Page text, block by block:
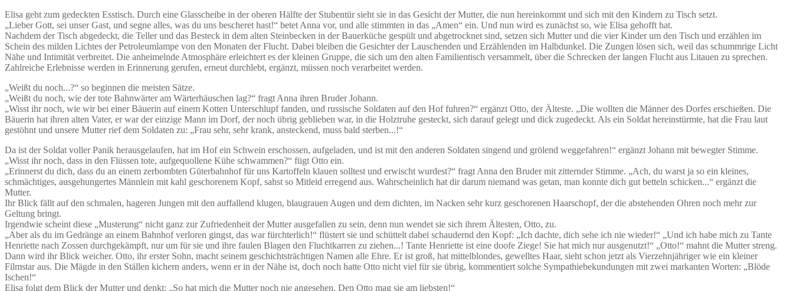
Elisa geht zum gedeckten Esstisch. Durch eine Glasscheibe in der oberen Hälfte der Stubentür sieht sie in das Gesicht der Mutter, die nun hereinkommt und sich mit den Kindern zu Tisch setzt.
„Lieber Gott, sei unser Gast, und segne alles, was du uns bescheret hast!“ betet Anna vor, und alle stimmten in das „Amen“ ein. Und nun wird es zunächst so, wie Elisa gehofft hat.
Nachdem der Tisch abgedeckt, die Teller und das Besteck in dem alten Steinbecken in der Bauerküche gespült und abgetrocknet sind, setzen sich Mutter und die vier Kinder um den Tisch und erzählen im
Schein des milden Lichtes der Petroleumlampe von den Monaten der Flucht. Dabei bleiben die Gesichter der Lauschenden und Erzählenden im Halbdunkel. Die Zungen lösen sich, weil das schummrige Licht
Nähe und Intimität verbreitet. Die anheimelnde Atmosphäre erleichtert es der kleinen Gruppe, die sich um den alten Familientisch versammelt, über die Schrecken der langen Flucht aus Litauen zu sprechen.
Zahlreiche Erlebnisse werden in Erinnerung gerufen, erneut durchlebt, ergänzt, müssen noch verarbeitet werden.
„Weißt du noch...?“ so beginnen die meisten Sätze.
„Weißt du noch, wie der tote Bahnwärter am Wärterhäuschen lag?“ fragt Anna ihren Bruder Johann.
„Wisst ihr noch, wie wir bei einer Bäuerin auf einem Kotten Unterschlupf fanden, und russische Soldaten auf den Hof fuhren?“ ergänzt Otto, der Älteste. „Die wollten die Männer des Dorfes erschießen. Die
Bäuerin hat ihren alten Vater, er war der einzige Mann im Dorf, der noch übrig geblieben war, in die Holztruhe gesteckt, sich darauf gelegt und dick zugedeckt. Als ein Soldat hereinstürmte, hat die Frau laut
gestöhnt und unsere Mutter rief dem Soldaten zu: „Frau sehr, sehr krank, ansteckend, muss bald sterben...!“
Da ist der Soldat voller Panik herausgelaufen, hat im Hof ein Schwein erschossen, aufgeladen, und ist mit den anderen Soldaten singend und grölend weggefahren!“ ergänzt Johann mit bewegter Stimme.
„Wisst ihr noch, dass in den Flüssen tote, aufgequollene Kühe schwammen?“ fügt Otto ein.
„Erinnerst du dich, dass du an einem zerbombten Güterbahnhof für uns Kartoffeln klauen solltest und erwischt wurdest?“ fragt Anna den Bruder mit zitternder Stimme. „Ach, du warst ja so ein kleines,
schmächtiges, ausgehungertes Männlein mit kahl geschorenem Kopf, sahst so Mitleid erregend aus. Wahrscheinlich hat dir darum niemand was getan, man konnte dich gut betteln schicken...“ ergänzt die
Mutter.
Ihr Blick fällt auf den schmalen, hageren Jungen mit den auffallend klugen, blaugrauen Augen und dem dichten, im Nacken sehr kurz geschorenen Haarschopf, der die abstehenden Ohren noch mehr zur
Geltung bringt.
Irgendwie scheint diese „Musterung“ nicht ganz zur Zufriedenheit der Mutter ausgefallen zu sein, denn nun wendet sie sich ihrem Ältesten, Otto, zu.
„Aber als du im Gedränge an einem Bahnhof verloren gingst, das war fürchterlich!“ flüstert sie und schüttelt dabei schaudernd den Kopf: „Ich dachte, dich sehe ich nie wieder!“ „Und ich habe mich zu Tante
Henriette nach Zossen durchgekämpft, nur um für sie und ihre faulen Blagen den Fluchtkarren zu ziehen...! Tante Henriette ist eine doofe Ziege! Sie hat mich nur ausgenutzt!“ „Otto!“ mahnt die Mutter streng.
Dann wird ihr Blick weicher. Otto, ihr erster Sohn, macht seinem geschichtsträchtigen Namen alle Ehre. Er ist groß, hat mittelblondes, gewelltes Haar, sieht schon jetzt als Vierzehnjähriger wie ein kleiner
Filmstar aus. Die Mägde in den Ställen kichern anders, wenn er in der Nähe ist, doch noch hatte Otto nicht viel für sie übrig, kommentiert solche Sympathiebekundungen mit zwei markanten Worten: „Blöde
Ischen!“
Elisa folgt dem Blick der Mutter und denkt: „So hat mich die Mutter noch nie angesehen. Den Otto mag sie am liebsten!“